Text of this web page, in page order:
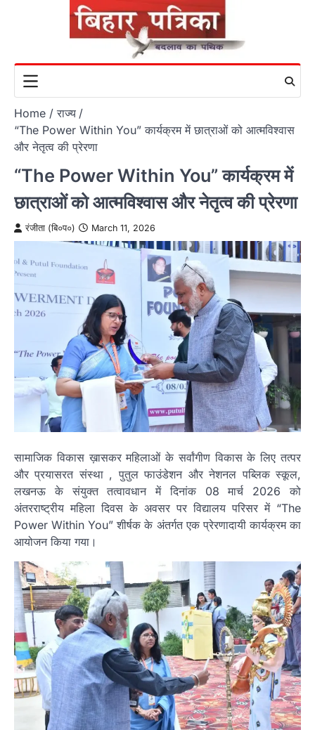
Home
राज्य
“The Power Within You” कार्यक्रम में छात्राओं को आत्मविश्वास
और नेतृत्व की प्रेरणा
“The Power Within You” कार्यक्रम में
छात्राओं को आत्मविश्वास और नेतृत्व की प्रेरणा
रंजीता (बि०प०) March 11, 2026
सामाजिक विकास ख़ासकर महिलाओं के सर्वांगीण विकास के लिए तत्पर
और प्रयासरत संस्था , पुतुल फाउंडेशन और नेशनल पब्लिक स्कूल,
लखनऊ के संयुक्त तत्वावधान में दिनांक 08 मार्च 2026 को
अंतरराष्ट्रीय महिला दिवस के अवसर पर विद्यालय परिसर में “The
Power Within You” शीर्षक के अंतर्गत एक प्रेरणादायी कार्यक्रम का
आयोजन किया गया।